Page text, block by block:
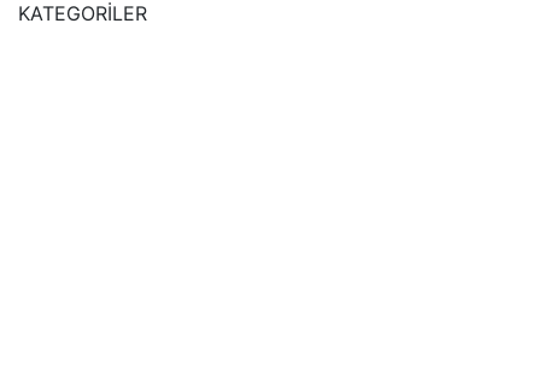
KATEGORİLER